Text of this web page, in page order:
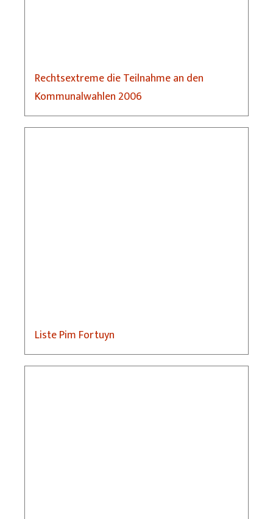
Rechtsextreme die Teilnahme an den
Kommunalwahlen 2006
Liste Pim Fortuyn